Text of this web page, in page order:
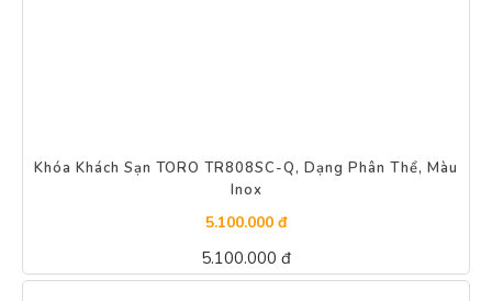
Khóa Khách Sạn TORO TR808SC-Q, Dạng Phân Thể, Màu
Inox
5.100.000 đ
5.100.000 đ